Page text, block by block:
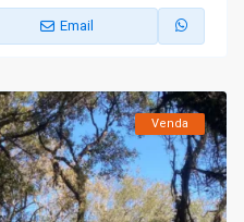
Email
Venda